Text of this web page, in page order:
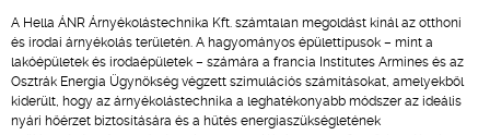
A Hella ÁNR Árnyékolástechnika Kft. számtalan megoldást kínál az otthoni
és irodai árnyékolás területén. A hagyományos épülettípusok – mint a
lakóépületek és irodaépületek – számára a francia Institutes Armines és az
Osztrák Energia Ügynökség végzett szimulációs számításokat, amelyekből
kiderült, hogy az árnyékolástechnika a leghatékonyabb módszer az ideális
nyári hőérzet biztosítására és a hűtés energiaszükségletének